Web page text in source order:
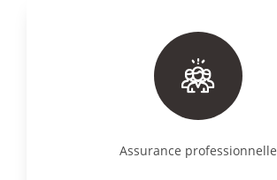
Assurance professionnelle